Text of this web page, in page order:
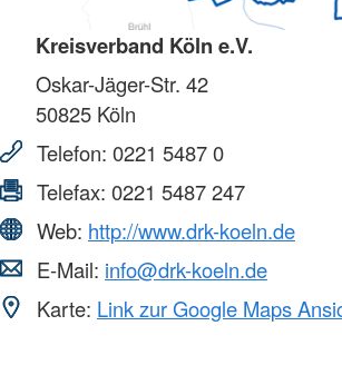
Kreisverband Köln e.V.
Oskar-Jäger-Str. 42
50825 Köln
Telefon: 0221 5487 0
Telefax: 0221 5487 247
Web: http://www.drk-koeln.de
E-Mail: info@drk-koeln.de
Karte: Link zur Google Maps